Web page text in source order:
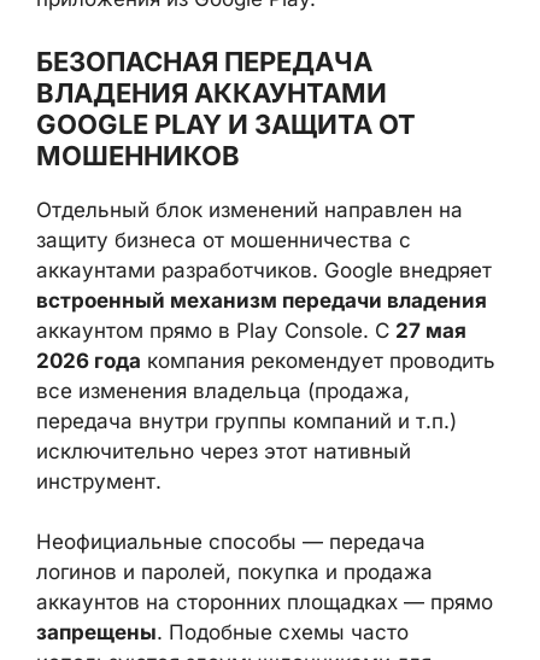
новым требованиям может привести к
задержкам модерации, ограничению
функциональности или удалению
приложения из Google Play.
БЕЗОПАСНАЯ ПЕРЕДАЧА
ВЛАДЕНИЯ АККАУНТАМИ
GOOGLE PLAY И ЗАЩИТА ОТ
МОШЕННИКОВ
Отдельный блок изменений направлен на
защиту бизнеса от мошенничества с
аккаунтами разработчиков. Google
внедряетвстроенный механизм передачи
владенияаккаунтом прямо в Play Console.
проводить все изменения владельца
(продажа, передача внутри группы
компаний и т.п.) исключительно через этот
нативный инструмент.